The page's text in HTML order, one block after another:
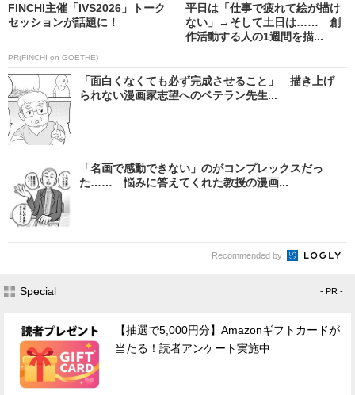
FINCHI主催「IVS2026」トーク
セッションが話題に！
PR(FINCHI on GOETHE)
平日は「仕事で疲れて絵が描け
ない」→そして土日は…… 創
作活動する人の1週間を描...
「面白くなくても必ず完成させること」 描き上げ
られない漫画家志望へのベテラン先生...
「名画で感動できない」のがコンプレックスだっ
た…… 悩みに答えてくれた教授の漫画...
Recommended by
Special - PR -
【抽選で5,000円分】Amazonギフトカードが
当たる！読者アンケート実施中